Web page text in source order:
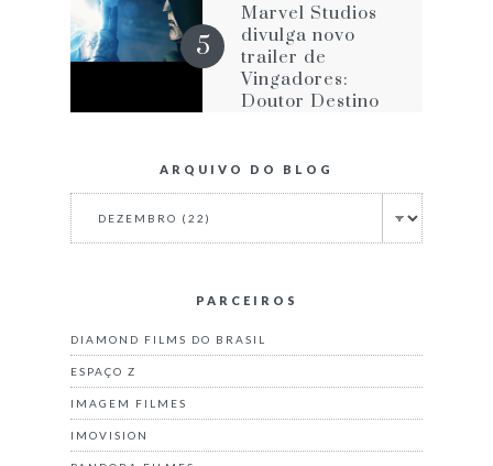
Avenida Paulista
Marvel Studios
divulga novo
trailer de
Vingadores:
Doutor Destino
ARQUIVO DO BLOG
PARCEIROS
DIAMOND FILMS DO BRASIL
ESPAÇO Z
IMAGEM FILMES
IMOVISION